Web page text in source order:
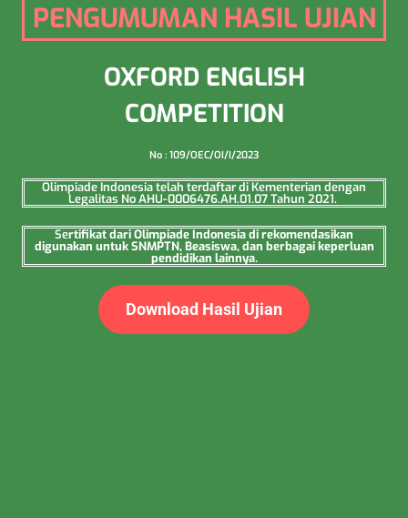
PENGUMUMAN HASIL UJIAN
OXFORD ENGLISH
COMPETITION
No : 109/OEC/OI/I/2023
Olimpiade Indonesia telah terdaftar di Kementerian dengan
Legalitas No AHU-0006476.AH.01.07 Tahun 2021.
Sertifikat dari Olimpiade Indonesia di rekomendasikan
digunakan untuk SNMPTN, Beasiswa, dan berbagai keperluan
pendidikan lainnya.
Download Hasil Ujian